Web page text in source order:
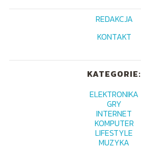
REDAKCJA
KONTAKT
KATEGORIE:
ELEKTRONIKA
GRY
INTERNET
KOMPUTER
LIFESTYLE
MUZYKA